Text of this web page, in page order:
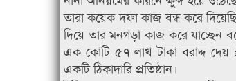
তারা কয়েক দফা কাজ বন্ধ করে
দিয়ে তার মনগড়া কাজ করে যাচ্ছেন
এক কোটি ৫৭ লাখ টাকা বরাদ্দ দেয়
একটি ঠিকাদারি প্রতিষ্ঠান।